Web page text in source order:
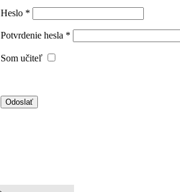
Heslo *
Potvrdenie hesla *
Som učiteľ